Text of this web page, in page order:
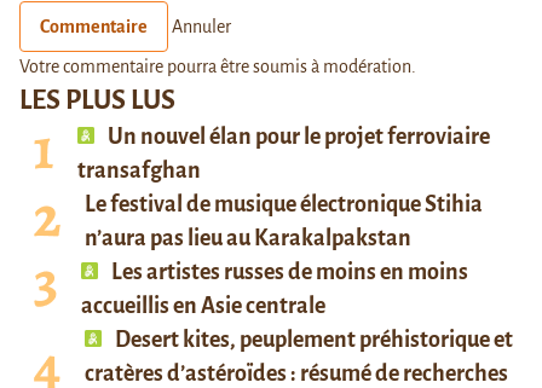
LES PLUS LUS
Un nouvel élan pour le projet ferroviaire
transafghan
Le festival de musique électronique Stihia
n’aura pas lieu au Karakalpakstan
Les artistes russes de moins en moins
accueillis en Asie centrale
Desert kites, peuplement préhistorique et
cratères d’astéroïdes : résumé de recherches
Commentaire Annuler
Votre commentaire pourra être soumis à modération.